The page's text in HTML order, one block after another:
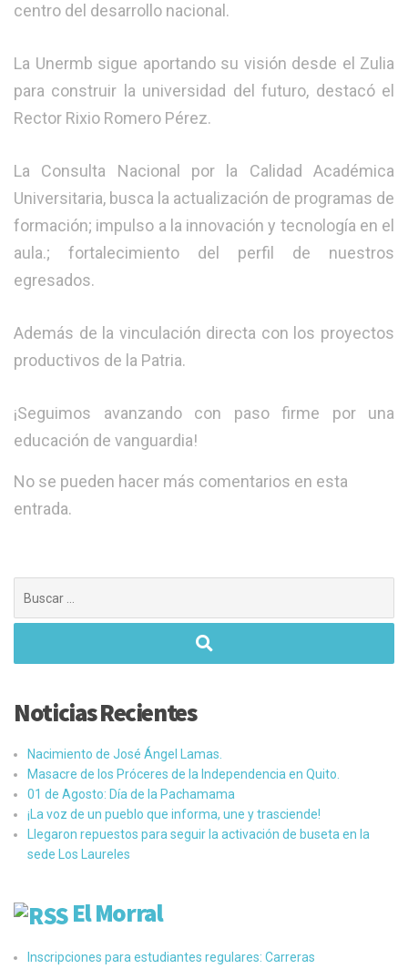
centro del desarrollo nacional.
La Unermb sigue aportando su visión desde el Zulia
para construir la universidad del futuro, destacó el
Rector Rixio Romero Pérez.
La Consulta Nacional por la Calidad Académica
Universitaria, busca la actualización de programas de
formación; impulso a la innovación y tecnología en el
aula.; fortalecimiento del perfil de nuestros
egresados.
Además de la vinculación directa con los proyectos
productivos de la Patria.
​¡Seguimos avanzando con paso firme por una
educación de vanguardia!
No se pueden hacer más comentarios en esta
entrada.
Noticias Recientes
Nacimiento de José Ángel Lamas.
Masacre de los Próceres de la Independencia en Quito.
01 de Agosto: Día de la Pachamama
¡La voz de un pueblo que informa, une y trasciende!
Llegaron repuestos para seguir la activación de buseta en la
sede Los Laureles
El Morral
Inscripciones para estudiantes regulares: Carreras